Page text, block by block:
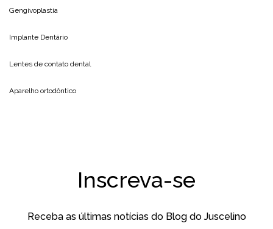
Gengivoplastia
Implante Dentário
Lentes de contato dental
Aparelho ortodôntico
Inscreva-se
Receba as últimas notícias do Blog do Juscelino